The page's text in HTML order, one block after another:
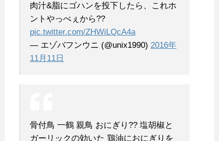
肉汁&脂にゴハンを投下したら、これホ
ントやっべぇから??
pic.twitter.com/ZHWiLQcA4a
— エゾバフンウニ (@unix1990) 2016年
11月11日
骨付鳥 一鶴 親鳥 おにぎり?? 塩胡椒と
ガーリックの効いた 鶏油におにぎりを